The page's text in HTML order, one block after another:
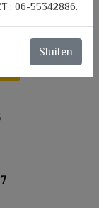
: 06-55342886.
Sluiten